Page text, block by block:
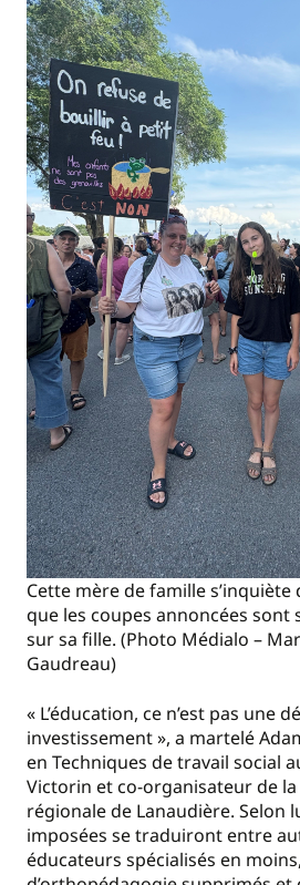
Cette mère de famille
que les coupes annoncées sont
sur sa fille. (Photo Médialo –
Gaudreau)
« L’éducation, ce n’est pas une
investissement », a martelé
en Techniques de travail social
Victorin et co-organisateur de
régionale de Lanaudière. Selon
imposées se traduiront entre
éducateurs spécialisés en